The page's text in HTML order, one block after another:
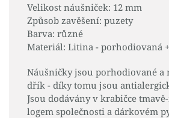
Velikost náušniček: 12 mm
Způsob zavěšení: puzety
Barva: různé
Materiál: Litina - porhodiovaná
Náušničky jsou porhodiované a
dřík - díky tomu jsou
Jsou dodávány v krabičce
logem společnosti a dárkovém